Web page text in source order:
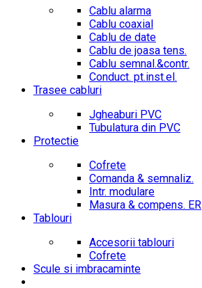
Cablu alarma
Cablu coaxial
Cablu de date
Cablu de joasa tens.
Cablu semnal.&contr.
Conduct. pt.inst.el.
Trasee cabluri
Jgheaburi PVC
Tubulatura din PVC
Protectie
Cofrete
Comanda & semnaliz.
Intr. modulare
Masura & compens. ER
Tablouri
Accesorii tablouri
Cofrete
Scule si imbracaminte